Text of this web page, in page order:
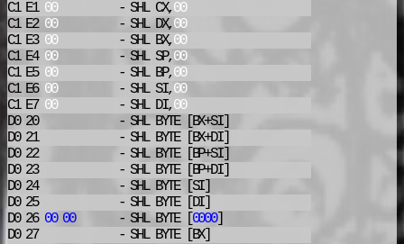
C1 E1 00 - SHLCX,00
C1 E2 00 - SHLDX,00
C1 E3 00 - SHLBX,00
C1 E4 00 - SHLSP,00
C1 E5 00 - SHLBP,00
C1 E6 00 - SHLSI,00
C1 E7 00 - SHLDI,00
D0 20
- SHLBYTE [BX+SI]
D0 21
- SHLBYTE [BX+DI]
D0 22
- SHLBYTE [BP+SI]
D0 23
- SHLBYTE [BP+DI]
D0 24
- SHLBYTE [SI]
D0 25
- SHLBYTE [DI]
D0 26 00 00 - SHLBYTE [ 0000]
D0 27
- SHLBYTE [BX]